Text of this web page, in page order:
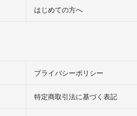
はじめての方へ
プライバシーポリシー
特定商取引法に基づく表記